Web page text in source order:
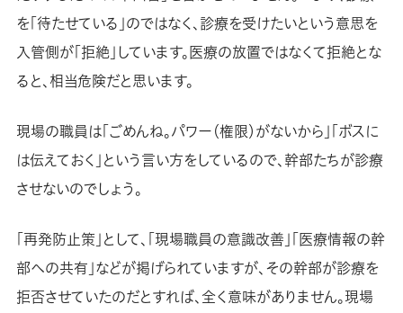
を「待たせている」のではなく、診療を受けたいという意思を
入管側が「拒絶」しています。医療の放置ではなくて拒絶とな
ると、相当危険だと思います。
現場の職員は「ごめんね。パワー（権限）がないから」「ボスに
は伝えておく」という言い方をしているので、幹部たちが診療
させないのでしょう。
「再発防止策」として、「現場職員の意識改善」「医療情報の幹
部への共有」などが掲げられていますが、その幹部が診療を
拒否させていたのだとすれば、全く意味がありません。現場